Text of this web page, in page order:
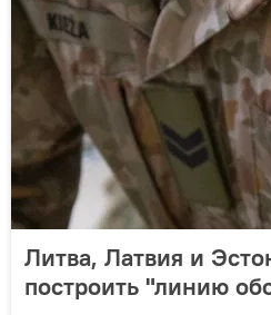
Литва, Латвия и
построить "линию